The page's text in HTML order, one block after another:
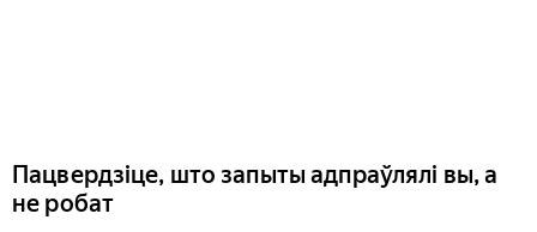
Пацвердзіце, што запыты адпраўлялі вы, а
не робат